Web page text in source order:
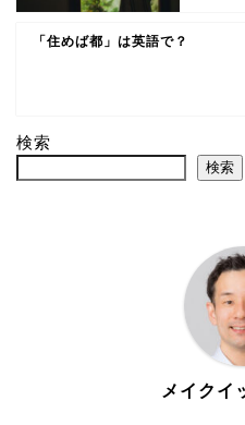
「住めば都」は英語で？
検索
検索
メイクイ